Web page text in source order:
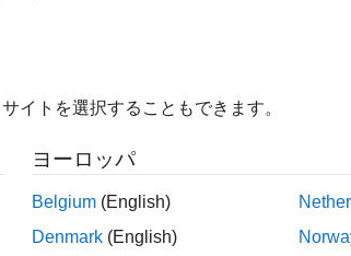
Simscape™ models to support
Models with Converters Using
models with converter blocks using
Linear Models from Simulation
イトを選択することもできます。
ヨーロッパ
Belgium (English)
Denmark (English)